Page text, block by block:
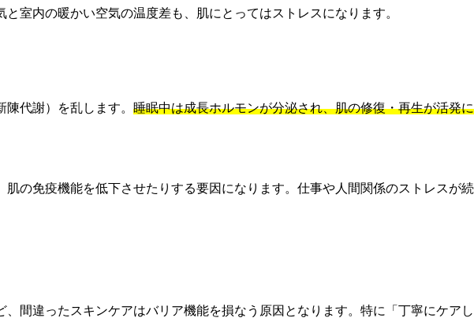
室内の暖かい空気の温度差も、肌にとってはストレスになります。
代謝）を乱します。 睡眠中は成長ホルモンが分泌され、肌の修復・再生が活発に
の免疫機能を低下させたりする要因になります。仕事や人間関係のストレスが続
間違ったスキンケアはバリア機能を損なう原因となります。特に「丁寧にケアし